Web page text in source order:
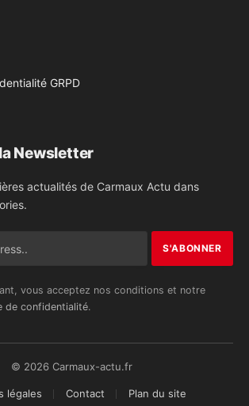
GRPD
Newsletter
actualités de Carmaux Actu dans
vous acceptez nos conditions et notre
de confidentialité.
© 2026 Carmaux-actu.fr
légales Contact Plan du site